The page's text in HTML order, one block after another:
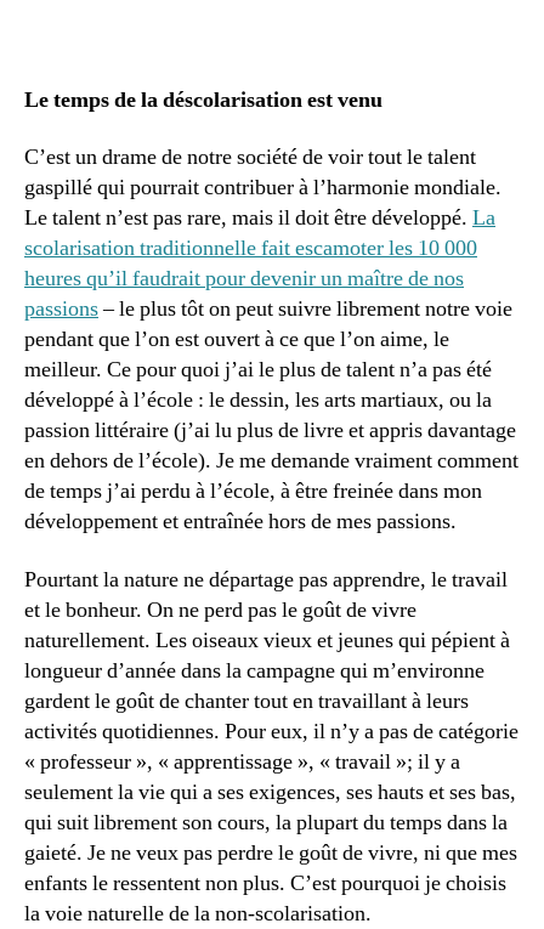
Le temps de la déscolarisation est venu
C’est un drame de notre société de voir tout le talent
gaspillé qui pourrait contribuer à l’harmonie mondiale.
Le talent n’est pas rare, mais il doit être développé. La
scolarisation traditionnelle fait escamoter les 10 000
heures qu’il faudrait pour devenir un maître de nos
passions– le plus tôt on peut suivre librement notre voie
pendant que l’on est ouvert à ce que l’on aime, le
meilleur. Ce pour quoi j’ai le plus de talent n’a pas été
développé à l’école : le dessin, les arts martiaux, ou la
passion littéraire (j’ai lu plus de livre et appris davantage
en dehors de l’école). Je me demande vraiment comment
de temps j’ai perdu à l’école, à être freinée dans mon
développement et entraînée hors de mes passions.
Pourtant la nature ne départage pas apprendre, le travail
et le bonheur. On ne perd pas le goût de vivre
naturellement. Les oiseaux vieux et jeunes qui pépient à
longueur d’année dans la campagne qui m’environne
gardent le goût de chanter tout en travaillant à leurs
activités quotidiennes. Pour eux, il n’y a pas de catégorie
« professeur », « apprentissage », « travail »; il y a
seulement la vie qui a ses exigences, ses hauts et ses bas,
qui suit librement son cours, la plupart du temps dans la
gaieté. Je ne veux pas perdre le goût de vivre, ni que mes
enfants le ressentent non plus. C’est pourquoi je choisis
la voie naturelle de la non-scolarisation.